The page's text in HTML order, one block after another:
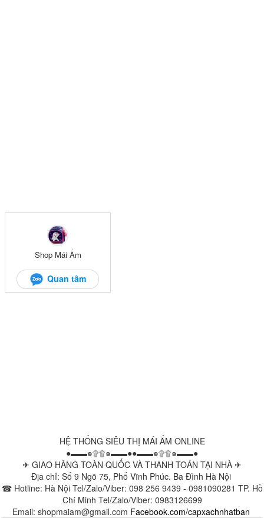
HỆ THỐNG SIÊU THỊ MÁI ẤM ONLINE
●▬▬๑۩۩๑▬▬●●▬▬๑۩۩๑▬▬●
✈ GIAO HÀNG TOÀN QUỐC VÀ THANH TOÁN TẠI NHÀ ✈
Địa chỉ: Số 9 Ngõ 75, Phố Vĩnh Phúc. Ba Đình Hà Nội
☎ Hotline: Hà Nội Tel/Zalo/Viber: 098 256 9439 - 0981090281 TP. Hồ
Chí Minh Tel/Zalo/Viber: 0983126699
Email: shopmaiam@gmail.com Facebook.com/capxachnhatban